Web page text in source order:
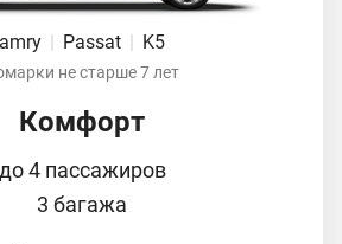
Passat K5
не старше 7 лет
Комфорт
до 4 пассажиров
3 багажа